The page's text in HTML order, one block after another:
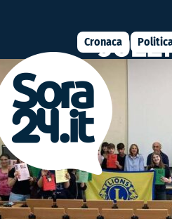
Cronaca